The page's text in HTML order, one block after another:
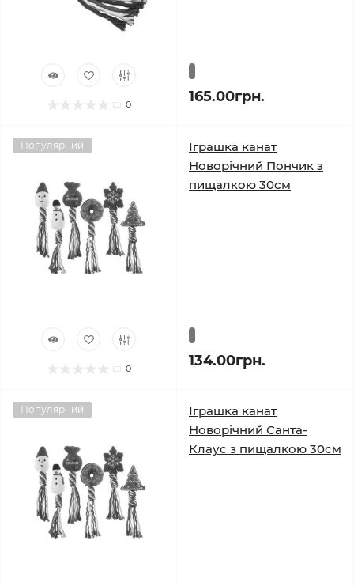
0 165.00грн.
Популярний
0
Іграшка канат
Новорічний Пончик з
пищалкою 30см
134.00грн.
Популярний
Іграшка канат
Новорічний Санта-
Клаус з пищалкою 30см